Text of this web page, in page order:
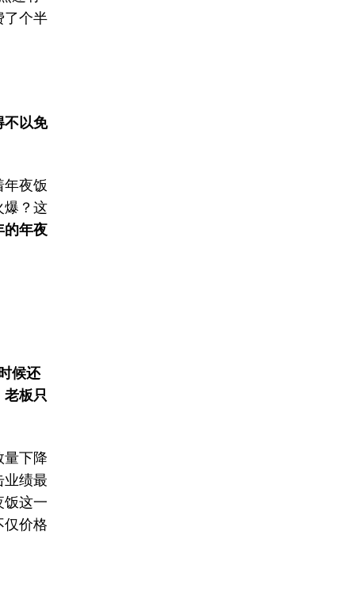
了个半
不以免
年夜饭
爆？这
的年夜
候还
老板只
量下降
业绩最
饭这一
仅价格